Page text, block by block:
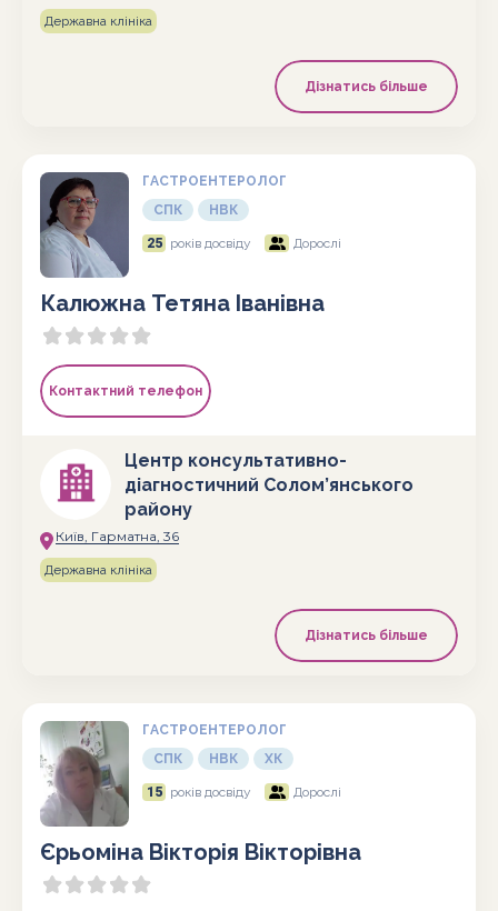
Державна клініка
Дізнатись більше
ГАСТРОЕНТЕРОЛОГ
СПК
НВК
25 років досвіду Дорослі
Калюжна Тетяна Іванівна
Контактний телефон
Центр консультативно-
діагностичний Солом’янського
району
Київ, Гарматна, 36
Державна клініка
Дізнатись більше
ГАСТРОЕНТЕРОЛОГ
СПК
НВК ХК
15 років досвіду Дорослі
Єрьоміна Вікторія Вікторівна